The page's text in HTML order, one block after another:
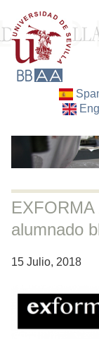
Buscar
alumnado
15 Julio, 2018